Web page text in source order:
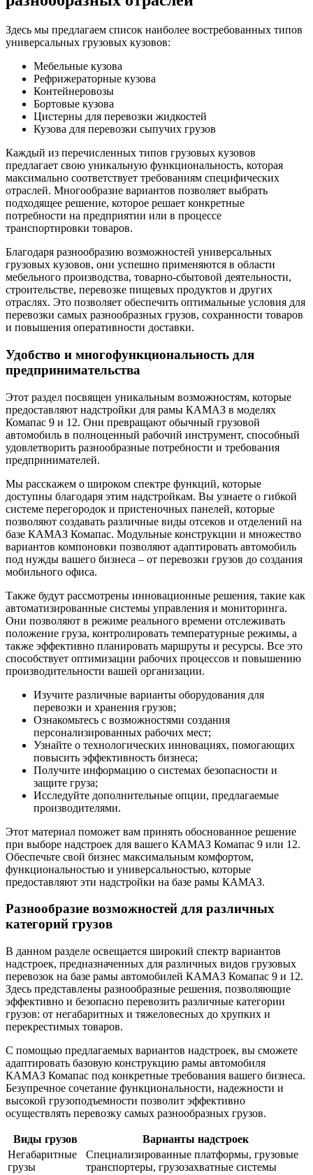
Здесь мы предлагаем список наиболее востребованных типов
универсальных грузовых кузовов:
Мебельные кузова
Рефрижераторные кузова
Контейнеровозы
Бортовые кузова
Цистерны для перевозки жидкостей
Кузова для перевозки сыпучих грузов
Каждый из перечисленных типов грузовых кузовов
предлагает свою уникальную функциональность, которая
максимально соответствует требованиям специфических
отраслей. Многообразие вариантов позволяет выбрать
подходящее решение, которое решает конкретные
потребности на предприятии или в процессе
транспортировки товаров.
Благодаря разнообразию возможностей универсальных
грузовых кузовов, они успешно применяются в области
мебельного производства, товарно-сбытовой деятельности,
строительстве, перевозке пищевых продуктов и других
отраслях. Это позволяет обеспечить оптимальные условия для
перевозки самых разнообразных грузов, сохранности товаров
и повышения оперативности доставки.
Удобство и многофункциональность для
предпринимательства
Этот раздел посвящен уникальным возможностям, которые
предоставляют надстройки для рамы КАМАЗ в моделях
Комапас 9 и 12. Они превращают обычный грузовой
автомобиль в полноценный рабочий инструмент, способный
удовлетворить разнообразные потребности и требования
предпринимателей.
Мы расскажем о широком спектре функций, которые
доступны благодаря этим надстройкам. Вы узнаете о гибкой
системе перегородок и пристеночных панелей, которые
позволяют создавать различные виды отсеков и отделений на
базе КАМАЗ Комапас. Модульные конструкции и множество
вариантов компоновки позволяют адаптировать автомобиль
под нужды вашего бизнеса – от перевозки грузов до создания
мобильного офиса.
Также будут рассмотрены инновационные решения, такие как
автоматизированные системы управления и мониторинга.
Они позволяют в режиме реального времени отслеживать
положение груза, контролировать температурные режимы, а
также эффективно планировать маршруты и ресурсы. Все это
способствует оптимизации рабочих процессов и повышению
производительности вашей организации.
Изучите различные варианты оборудования для
перевозки и хранения грузов;
Ознакомьтесь с возможностями создания
персонализированных рабочих мест;
Узнайте о технологических инновациях, помогающих
повысить эффективность бизнеса;
Получите информацию о системах безопасности и
защите груза;
Исследуйте дополнительные опции, предлагаемые
производителями.
Этот материал поможет вам принять обоснованное решение
при выборе надстроек для вашего КАМАЗ Комапас 9 или 12.
Обеспечьте свой бизнес максимальным комфортом,
функциональностью и универсальностью, которые
предоставляют эти надстройки на базе рамы КАМАЗ.
Разнообразие возможностей для различных
категорий грузов
В данном разделе освещается широкий спектр вариантов
надстроек, предназначенных для различных видов грузовых
перевозок на базе рамы автомобилей КАМАЗ Комапас 9 и 12.
Здесь представлены разнообразные решения, позволяющие
эффективно и безопасно перевозить различные категории
грузов: от негабаритных и тяжеловесных до хрупких и
перекрестимых товаров.
С помощью предлагаемых вариантов надстроек, вы сможете
адаптировать базовую конструкцию рамы автомобиля
КАМАЗ Комапас под конкретные требования вашего бизнеса.
Безупречное сочетание функциональности, надежности и
высокой грузоподъемности позволит эффективно
осуществлять перевозку самых разнообразных грузов.
Виды грузов
Варианты надстроек
Негабаритные
грузы
Специализированные платформы, грузовые
транспортеры, грузозахватные системы